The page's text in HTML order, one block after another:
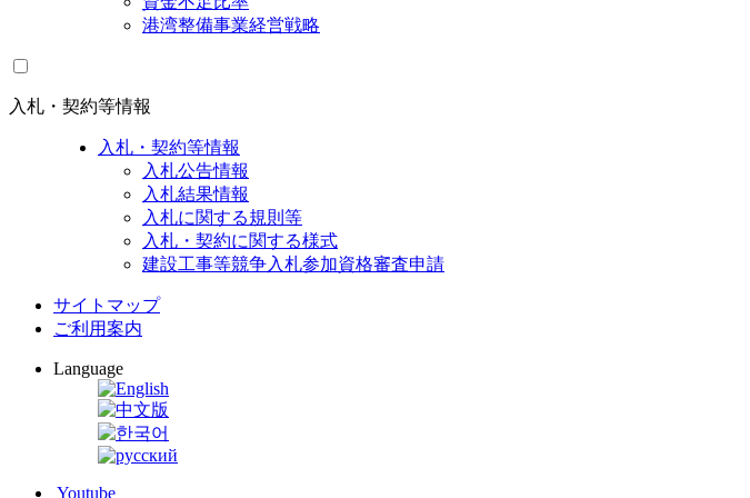
港湾整備事業経営戦略
入札・契約等情報
入札・契約等情報
入札公告情報
入札結果情報
入札に関する規則等
入札・契約に関する様式
建設工事等競争入札参加資格審査申請
サイトマップ
ご利用案内
Language
Youtube